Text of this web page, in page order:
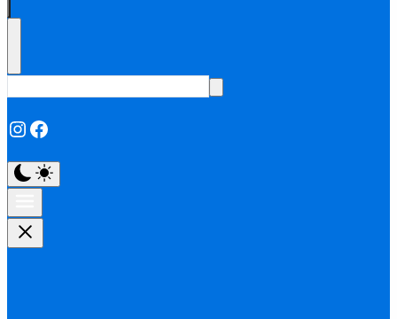
Instagram
Facebook